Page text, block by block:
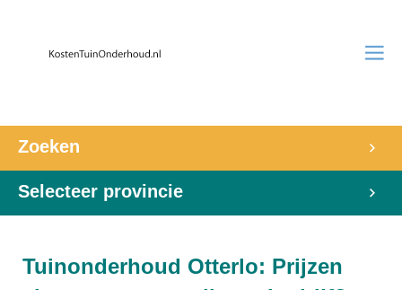
Zoeken
Selecteer provincie
Tuinonderhoud Otterlo: Prijzen